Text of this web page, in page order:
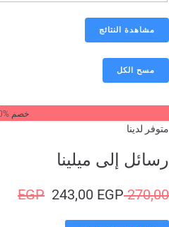
مشاهدة النتائج
مسح الكل
خصم %10
لدينا
إلى ميلينا
EGP 243,00EGP